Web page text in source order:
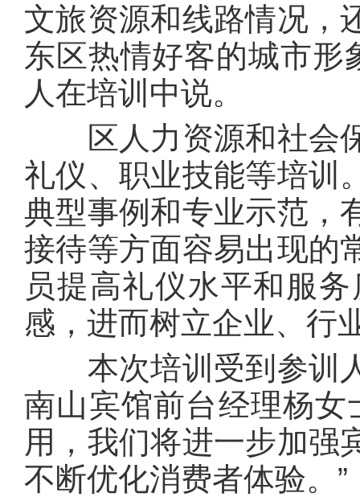
文旅资源和线路情况，
东区热情好客的城市形
人在培训中说。
区人力资源和社会保
礼仪、职业技能等培训
典型事例和专业示范，
接待等方面容易出现的
员提高礼仪水平和服
感，进而树立企业、行
本次培训受到参训人
南山宾馆前台经理杨女
用，我们将进一步加强
不断优化消费者体验。”